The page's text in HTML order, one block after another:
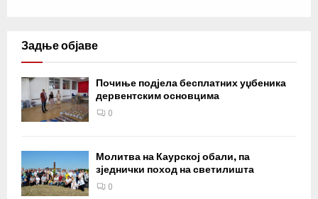
Задње објаве
Почиње подјела бесплатних уџбеника
дервентским основцима
0
Молитва на Каурској обали, па
зједнички поход на светилишта
0